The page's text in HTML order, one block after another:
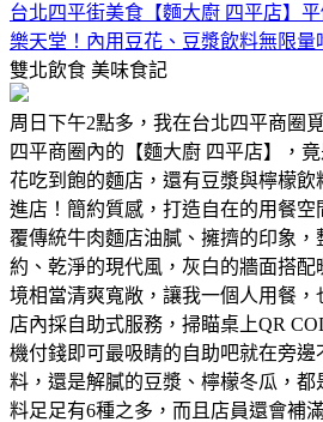
台北四平街美食【麵大廚 四平店】
樂天堂！內用豆花、豆漿飲料無限量
雙北飲食 美味食記
周日下午2點多，我在台北四平商圈
四平商圈內的【麵大廚 四平店】，
花吃到飽的麵店，還有豆漿與檸檬飲
進店！簡約質感，打造自在的用餐空
覆傳統牛肉麵店油膩、擁擠的印象，
約、乾淨的現代風，灰白的牆面搭
境相當清爽寬敞，讓我一個人用餐，
店內採自助式服務，掃瞄桌上QR
機付錢即可最吸睛的自助吧就在旁
料，還是解膩的豆漿、檸檬冬瓜，
料足足有6種之多，而且店員還會補